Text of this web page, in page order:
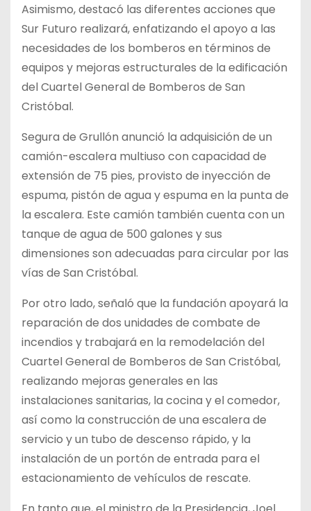
Asimismo, destacó las diferentes acciones que
Sur Futuro realizará, enfatizando el apoyo a las
necesidades de los bomberos en términos de
equipos y mejoras estructurales de la edificación
del Cuartel General de Bomberos de San
Cristóbal.
Segura de Grullón anunció la adquisición de un
camión-escalera multiuso con capacidad de
extensión de 75 pies, provisto de inyección de
espuma, pistón de agua y espuma en la punta de
la escalera. Este camión también cuenta con un
tanque de agua de 500 galones y sus
dimensiones son adecuadas para circular por las
vías de San Cristóbal.
Por otro lado, señaló que la fundación apoyará la
reparación de dos unidades de combate de
incendios y trabajará en la remodelación del
Cuartel General de Bomberos de San Cristóbal,
realizando mejoras generales en las
instalaciones sanitarias, la cocina y el comedor,
así como la construcción de una escalera de
servicio y un tubo de descenso rápido, y la
instalación de un portón de entrada para el
estacionamiento de vehículos de rescate.